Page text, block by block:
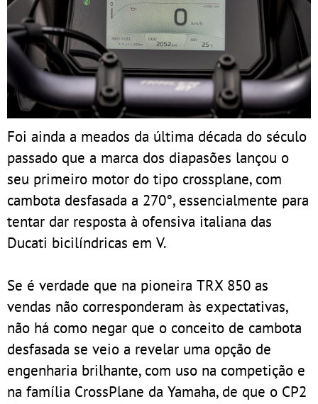
Foi ainda a meados da última década do século
passado que a marca dos diapasões lançou o
seu primeiro motor do tipo crossplane, com
cambota desfasada a 270°, essencialmente para
tentar dar resposta à ofensiva italiana das
Ducati bicilíndricas em V.
Se é verdade que na pioneira TRX 850 as
vendas não corresponderam às expectativas,
não há como negar que o conceito de cambota
desfasada se veio a revelar uma opção de
engenharia brilhante, com uso na competição e
na família CrossPlane da Yamaha, de que o CP2